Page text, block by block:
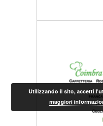
Utilizzando il sito, accetti
maggiori